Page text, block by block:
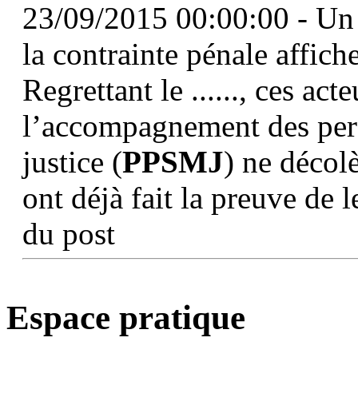
23/09/2015 00:00:00 - Un
la contrainte pénale
Regrettant le ......, ces
l’accompagnement des
justice (PPSMJ) ne
ont déjà fait la preuve de
du post
Espace pratique